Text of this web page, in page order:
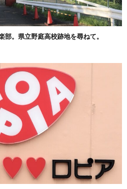
。県立野庭高校跡地を尋ねて。